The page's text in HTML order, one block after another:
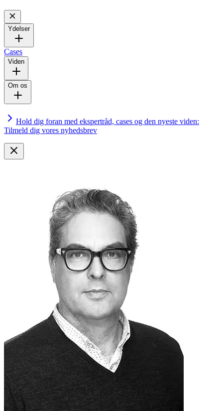
Ydelser
Cases
Viden
Om os
Hold dig foran med ekspertråd, cases og den nyeste viden:
Tilmeld dig vores nyhedsbrev